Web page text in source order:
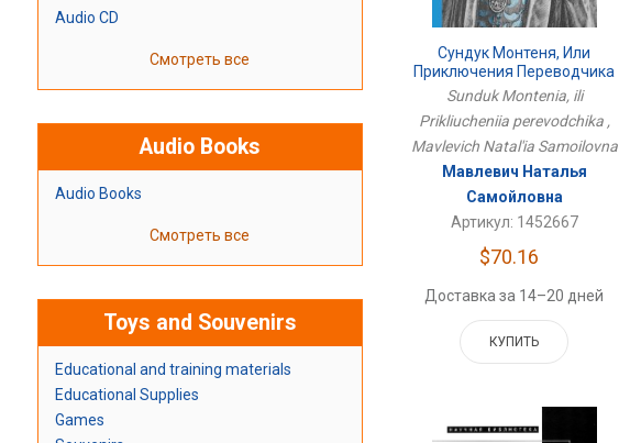
Audio CD
Смотреть все
Audio Books
Audio Books
Смотреть все
Toys and Souvenirs
Educational and training materials
Educational Supplies
Games
Сундук Монтеня, Или
Приключения Переводчика
Sunduk Montenia, ili
Prikliucheniia perevodchika ,
Mavlevich Natal'ia Samoilovna
Мавлевич Наталья
Самойловна
Артикул: 1452667
$70.16
Доставка за 14–20 дней
КУПИТЬ